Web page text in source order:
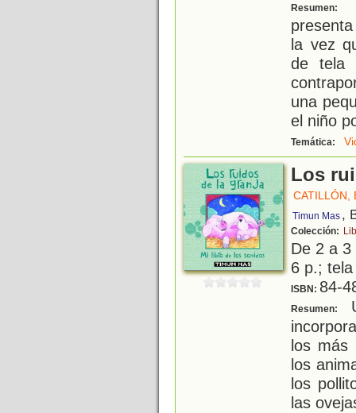
Resumen:
la vez
de tela
una
el niño
Temática:
Los
CATILLÓN,
Timun Mas ,
Colección:
De 2 a
6 p.;
ISBN: 84-
Resumen:
los más
los
los
las